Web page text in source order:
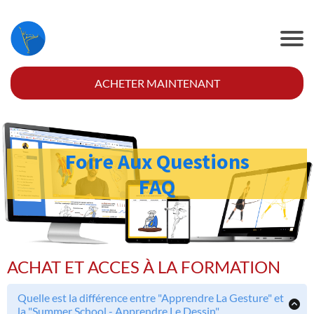
l
ACHETER MAINTENANT
Foire Aux Questions
FAQ
ACHAT ET ACCES À LA FORMATION
Quelle est la différence entre "Apprendre La Gesture" et
la "Summer School - Apprendre Le Dessin"
©
0
2
5
o
n
u
n
C
G